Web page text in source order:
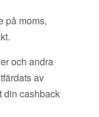
på moms,
och andra
av
din cashback